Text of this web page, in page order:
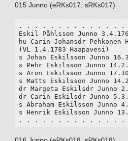
015 Junno (eRKs017, sRKs017)
. . . . . . . . . . . . . .
Eskil Påhlsson Junno
hu Carin Johansdr
(VL 1.4.1783 Haapavesi)
s Johan Eskilsson Junno
s Pehr Eskilsson Junno
s Aron Eskilsson Junno
s Matts Eskilsson Junno
dr Margeta Eskilsdr Junno
dr Carin Eskilsdr Junno
s Abraham Eskilsson Junno
s Henrik Eskilsson Junno
. . . . . . . . . . . . . .